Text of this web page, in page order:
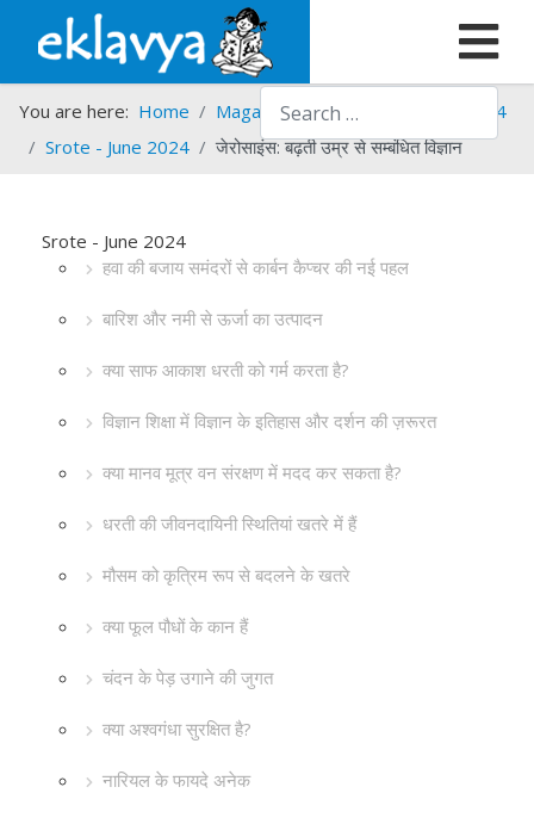
Search
You are here: Home Magazines Srote
Srote - 2024
Srote - June 2024
जेरोसाइंस: बढ़ती उम्र से सम्बंधित विज्ञान
Srote - June 2024
हवा की बजाय समंदरों से कार्बन कैप्चर की नई पहल
बारिश और नमी से ऊर्जा का उत्पादन
क्या साफ आकाश धरती को गर्म करता है?
विज्ञान शिक्षा में विज्ञान के इतिहास और दर्शन की ज़रूरत
क्या मानव मूत्र वन संरक्षण में मदद कर सकता है?
धरती की जीवनदायिनी स्थितियां खतरे में हैं
मौसम को कृत्रिम रूप से बदलने के खतरे
क्या फूल पौधों के कान हैं
चंदन के पेड़ उगाने की जुगत
क्या अश्वगंधा सुरक्षित है?
नारियल के फायदे अनेक